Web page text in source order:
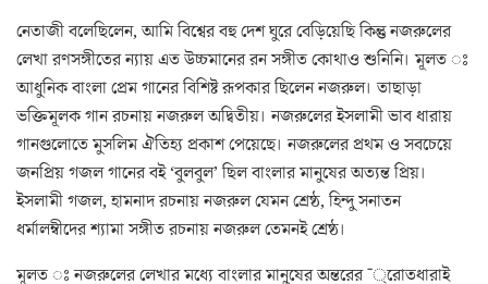
নেতাজী বলেছিলেন, আমি বিশ্বের বহু দেশ ঘুরে বেড়িয়েছি কিন্তু নজরুলের
লেখা রণসঙ্গীতের ন্যায় এত উচ্চমানের রন সঙ্গীত কোথাও শুনিনি। মূলত ঃ
আধুনিক বাংলা প্রেম গানের বিশিষ্ট রূপকার ছিলেন নজরুল। তাছাড়া
ভক্তিমূলক গান রচনায় নজরুল অদ্বিতীয়। নজরুলের ইসলামী ভাব ধারায়
গানগুলোতে মুসলিম ঐতিহ্য প্রকাশ পেয়েছে। নজরুলের প্রথম ও সবচেয়ে
জনপ্রিয় গজল গানের বই ‘বুলবুল’ ছিল বাংলার মানুষের অত্যন্ত প্রিয়।
ইসলামী গজল, হামনাদ রচনায় নজরুল যেমন শ্রেষ্ঠ, হিন্দু সনাতন
ধর্মালম্বীদের শ্যামা সঙ্গীত রচনায় নজরুল তেমনই শ্রেষ্ঠ।
মূলত ঃ নজরুলের লেখার মধ্যে বাংলার মানুষের অন্তরের ¯্রােতধারাই